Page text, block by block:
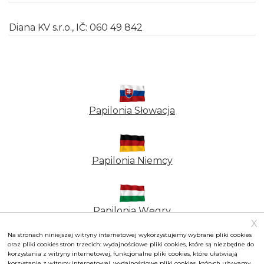
Diana KV s.r.o., IČ: 060 49 842
TYMCZASOWE
ZAMKNIĘCIE PAPILONII
Drodzy odwiedzający, mili przyjaciele motyli,
Z ciężkim sercem musimy Państwa poinformować,
zakończyć swoją działalność. Chcielibyśmy
podkreślić, że krok ten nie następuje z naszej woli
Papilonia Słowacja
Papilonia Niemcy
Papilonia Węgry
Jesteś zainteresowany franczyzą?
X
Na stronach niniejszej witryny internetowej wykorzystujemy wybrane pliki cookies
oraz pliki cookies stron trzecich: wydajnościowe pliki cookies, które są niezbędne do
korzystania z witryny internetowej, funkcjonalne pliki cookies, które ułatwiają